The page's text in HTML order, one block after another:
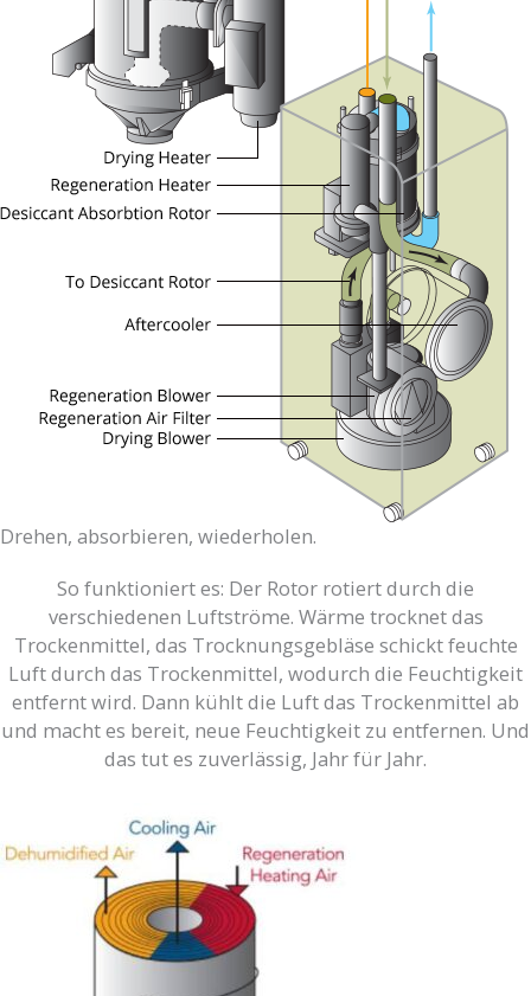
Drehen, absorbieren, wiederholen.
So funktioniert es: Der Rotor rotiert durch die
verschiedenen Luftströme. Wärme trocknet das
Trockenmittel, das Trocknungsgebläse schickt feuchte
Luft durch das Trockenmittel, wodurch die Feuchtigkeit
entfernt wird. Dann kühlt die Luft das Trockenmittel ab
und macht es bereit, neue Feuchtigkeit zu entfernen. Und
das tut es zuverlässig, Jahr für Jahr.